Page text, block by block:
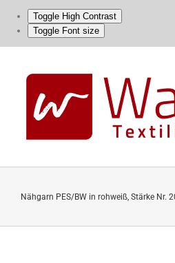
Toggle High Contrast
Toggle Font size
content
Nähgarn PES/BW in rohweiß, Stärke Nr.